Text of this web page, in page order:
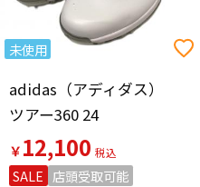
未使用
adidas（アディダス）
ツアー360 24
￥12,100
SALE 店頭受取可能